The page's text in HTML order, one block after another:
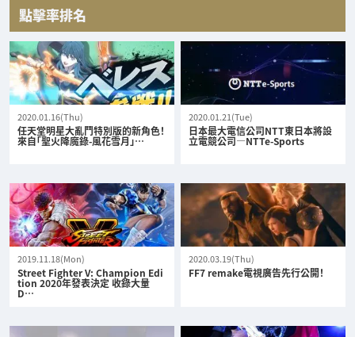
點擊率排名
2020.01.16(Thu)
任天堂明星大亂鬥特別版的新角色！
來自「聖火降魔錄-風花雪月」…
2020.01.21(Tue)
日本最大電信公司NTT東日本將設
立電競公司—NTTe-Sports
2019.11.18(Mon)
Street Fighter V: Champion Edi
tion 2020年發表決定 收錄大量
D…
2020.03.19(Thu)
FF7 remake電視廣告先行公開！